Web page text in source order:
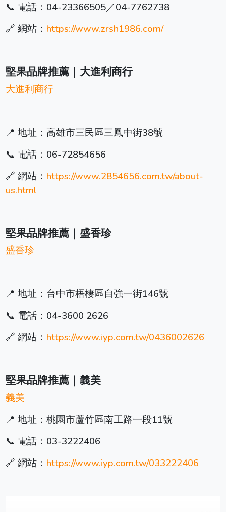
📞 電話：04-23366505／04-7762738
🔗 網站： https://www.zrsh1986.com/
堅果品牌推薦｜大進利商行
大進利商行
📍 地址：高雄市三民區三鳳中街38號
📞 電話：06-72854656
🔗 網站： https://www.2854656.com.tw/about-
us.html
堅果品牌推薦｜盛香珍
盛香珍
📍 地址：台中市梧棲區自強一街146號
📞 電話：04-3600 2626
🔗 網站： https://www.iyp.com.tw/0436002626
堅果品牌推薦｜義美
義美
📍 地址：桃園市蘆竹區南工路一段11號
📞 電話：03-3222406
🔗 網站： https://www.iyp.com.tw/033222406